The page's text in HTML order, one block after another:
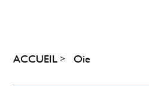
ACCUEIL > Oie